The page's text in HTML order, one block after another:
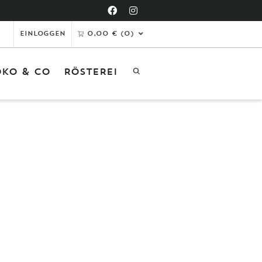
Einloggen 0,00 € (0)
& CO RÖSTEREI